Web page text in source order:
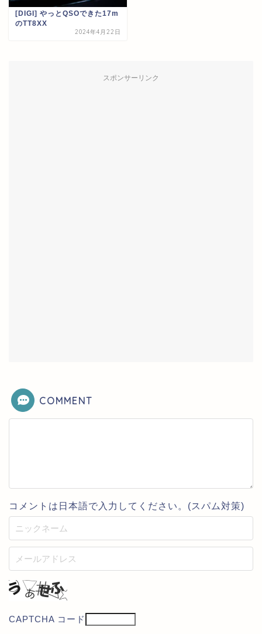
[DIGI] やっとQSOできた17m
のTT8XX
2024年4月22日
スポンサーリンク
COMMENT
コメントは日本語で入力してください。(スパム対策)
CAPTCHA コード